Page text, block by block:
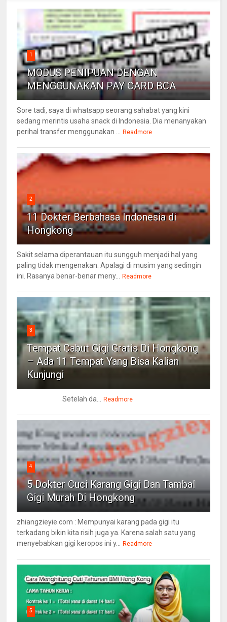
1
MODUS PENIPUAN DENGAN
MENGGUNAKAN PAY CARD BCA
Sore tadi, saya di whatsapp seorang sahabat yang kini
sedang merintis usaha snack di Indonesia. Dia menanyakan
perihal transfer menggunakan ... Readmore
2
11 Dokter Berbahasa Indonesia di
Hongkong
Sakit selama diperantauan itu sungguh menjadi hal yang
paling tidak mengenakan. Apalagi di musim yang sedingin
ini. Rasanya benar-benar meny... Readmore
3
Tempat Cabut Gigi Gratis Di Hongkong
– Ada 11 Tempat Yang Bisa Kalian
Kunjungi
Setelah da... Readmore
4
5 Dokter Cuci Karang Gigi Dan Tambal
Gigi Murah Di Hongkong
zhiangzieyie.com : Mempunyai karang pada gigi itu
terkadang bikin kita risih juga ya. Karena salah satu yang
menyebabkan gigi keropos ini y... Readmore
5